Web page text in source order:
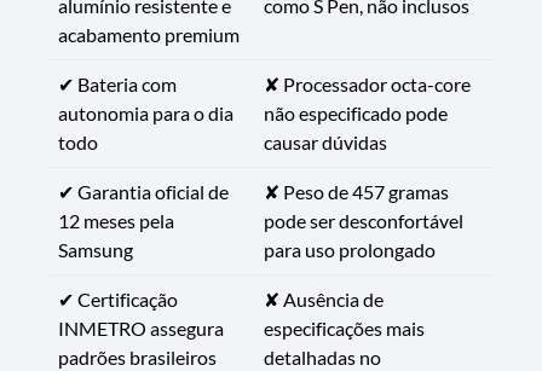
alumínio resistente e
acabamento premium
como S Pen, não inclusos
✔ Bateria com
autonomia para o dia
todo
✘ Processador octa-core
não especificado pode
causar dúvidas
✔ Garantia oficial de
12 meses pela
Samsung
✘ Peso de 457 gramas
pode ser desconfortável
para uso prolongado
✔ Certificação
INMETRO assegura
padrões brasileiros
✘ Ausência de
especificações mais
detalhadas no